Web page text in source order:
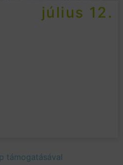
július 12.
támogatásával